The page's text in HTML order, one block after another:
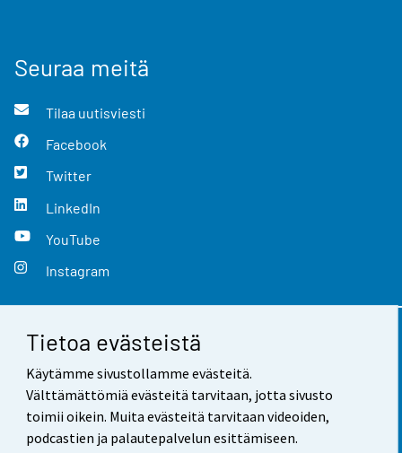
Tietoa evästeistä
Käytämme sivustollamme evästeitä.
Välttämättömiä evästeitä tarvitaan, jotta sivusto
toimii oikein. Muita evästeitä tarvitaan videoiden,
podcastien ja palautepalvelun esittämiseen.
Seuraa meitä
Tilaa uutisviesti
Facebook
Twitter
LinkedIn
YouTube
Instagram
Yhteystiedot
Palaute
Käyttöehdot